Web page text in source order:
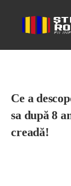
Stiri
Ce a
sa după 8
creadă!